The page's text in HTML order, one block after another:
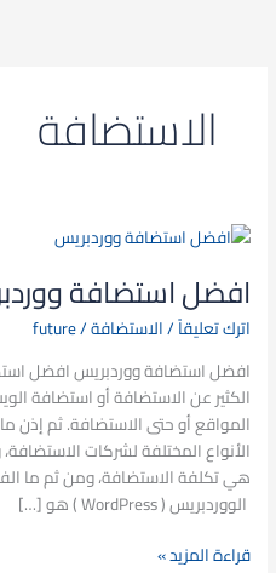
الاستضافة
افضل استضافة
اترك تعليقاً/الاستضافة/
future
افضل استضافة ووردبريس افضل
الكثير عن الاستضافة أو استضافة
المواقع أو حتى الاستضافة. ثم
الأنواع المختلفة لشركات
هي تكلفة الاستضافة، ومن ثم ما
الووردبريس ( WordPress ) هو […]
افضل
ووردبريس
قراءة المزيد »